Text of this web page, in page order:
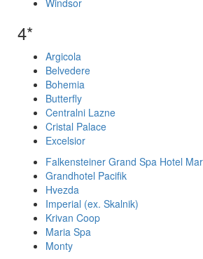
Windsor
4*
Argicola
Belvedere
Bohemia
Butterfly
Centralni Lazne
Cristal Palace
Excelsior
Falkensteiner Grand Spa Hotel
Grandhotel Pacifik
Hvezda
Imperial (ex. Skalnik)
Krivan Coop
Maria Spa
Monty